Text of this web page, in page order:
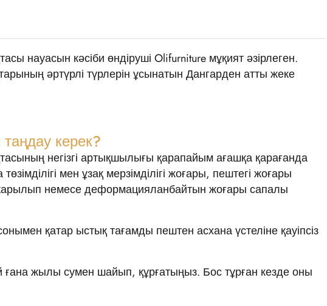
науасын кәсіби өндіруші Olifurniture мұқият әзірлеген.
әртүрлі түрлерін ұсынатын Дангарден атты жеке
таңдау керек?
негізгі артықшылығы қарапайым ағашқа қарағанда
мен ұзақ мерзімділігі жоғары, пештегі жоғары
немесе деформацияланбайтын жоғары сапалы
қатар ыстық тағамды пештен асхана үстеліне қауіпсіз
ғана жылы сумен шайып, құрғатыңыз. Бос тұрған кезде оны